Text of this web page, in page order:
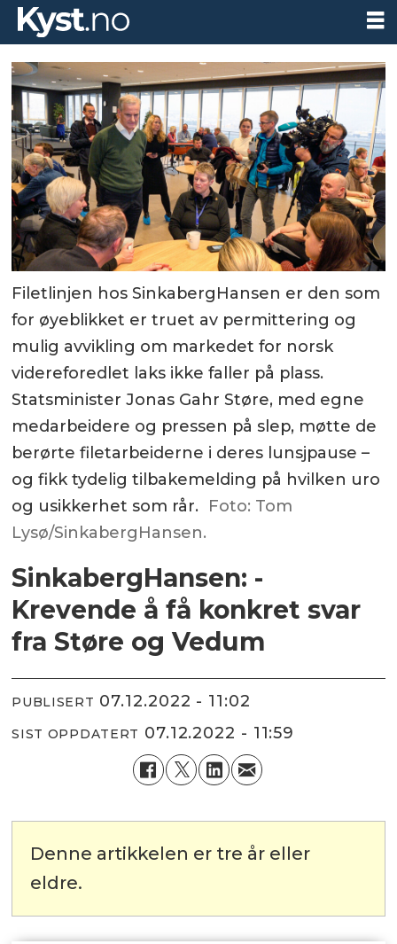
Filetlinjen hos SinkabergHansen er den som
for øyeblikket er truet av permittering og
mulig avvikling om markedet for norsk
videreforedlet laks ikke faller på plass.
Statsminister Jonas Gahr Støre, med egne
medarbeidere og pressen på slep, møtte de
berørte filetarbeiderne i deres lunsjpause –
og fikk tydelig tilbakemelding på hvilken uro
og usikkerhet som rår. Foto: Tom
Lysø/SinkabergHansen.
SinkabergHansen: -
Krevende å få konkret svar
fra Støre og Vedum
PUBLISERT 07.12.2022 - 11:02
SIST OPPDATERT 07.12.2022 - 11:59
Denne artikkelen er tre år eller
eldre.